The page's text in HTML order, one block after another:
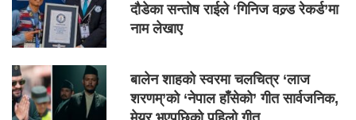
दौडेका सन्तोष राईले ‘गिनिज वल्र्ड रेकर्ड’मा
नाम लेखाए
बालेन शाहको स्वरमा चलचित्र ‘लाज
शरणम्’को ‘नेपाल हाँसेको’ गीत सार्वजनिक,